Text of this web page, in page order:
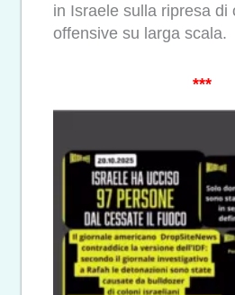
in Israele sulla ripresa di
offensive su larga scala.
***